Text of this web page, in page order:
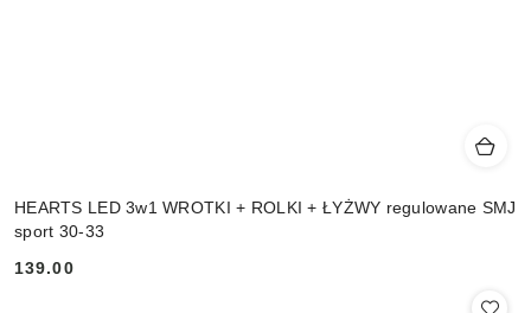
HEARTS LED 3w1 WROTKI + ROLKI + ŁYŻWY regulowane SMJ
sport 30-33
Cena:
139.00